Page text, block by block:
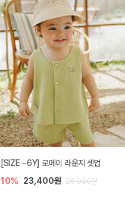
[SIZE ~6Y] 로메이 라운지 셋업
10% 23,400원 26,000원